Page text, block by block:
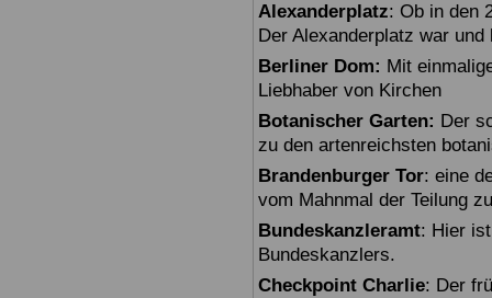
Alexanderplatz: Ob in den
Der Alexanderplatz war
Berliner Dom: Mit
Liebhaber von Kirchen
Botanischer Garten: Der
zu den artenreichsten
Brandenburger Tor: eine
vom Mahnmal der Teilung
Bundeskanzleramt: Hier
Bundeskanzlers.
Checkpoint Charlie: Der